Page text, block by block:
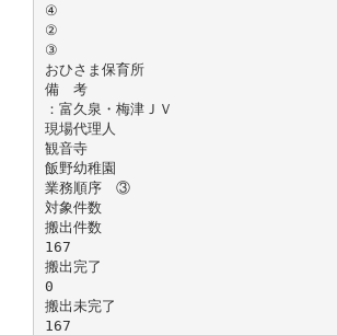
④
②
③
おひさま保育所
備 考
：富久泉・梅津ＪＶ
現場代理人
観音寺
飯野幼稚園
業務順序 ③
対象件数
搬出件数
167
搬出完了
0
搬出未完了
167